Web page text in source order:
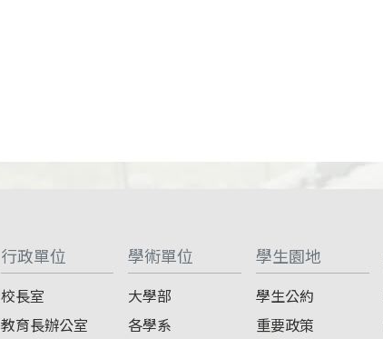
行政單位
校長室
教育長辦公室
學術單位
大學部
各學系
學生園地
學生公約
重要政策